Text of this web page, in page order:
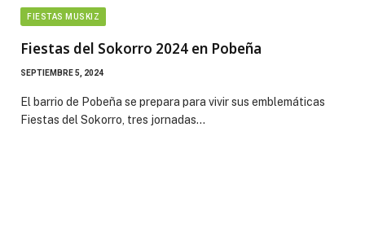
FIESTAS MUSKIZ
Fiestas del Sokorro 2024 en Pobeña
SEPTIEMBRE 5, 2024
El barrio de Pobeña se prepara para vivir sus emblemáticas
Fiestas del Sokorro, tres jornadas…